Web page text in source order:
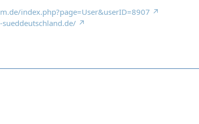
index.php?page=User&userID=8907